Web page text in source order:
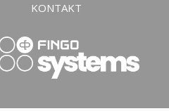
KONTAKT